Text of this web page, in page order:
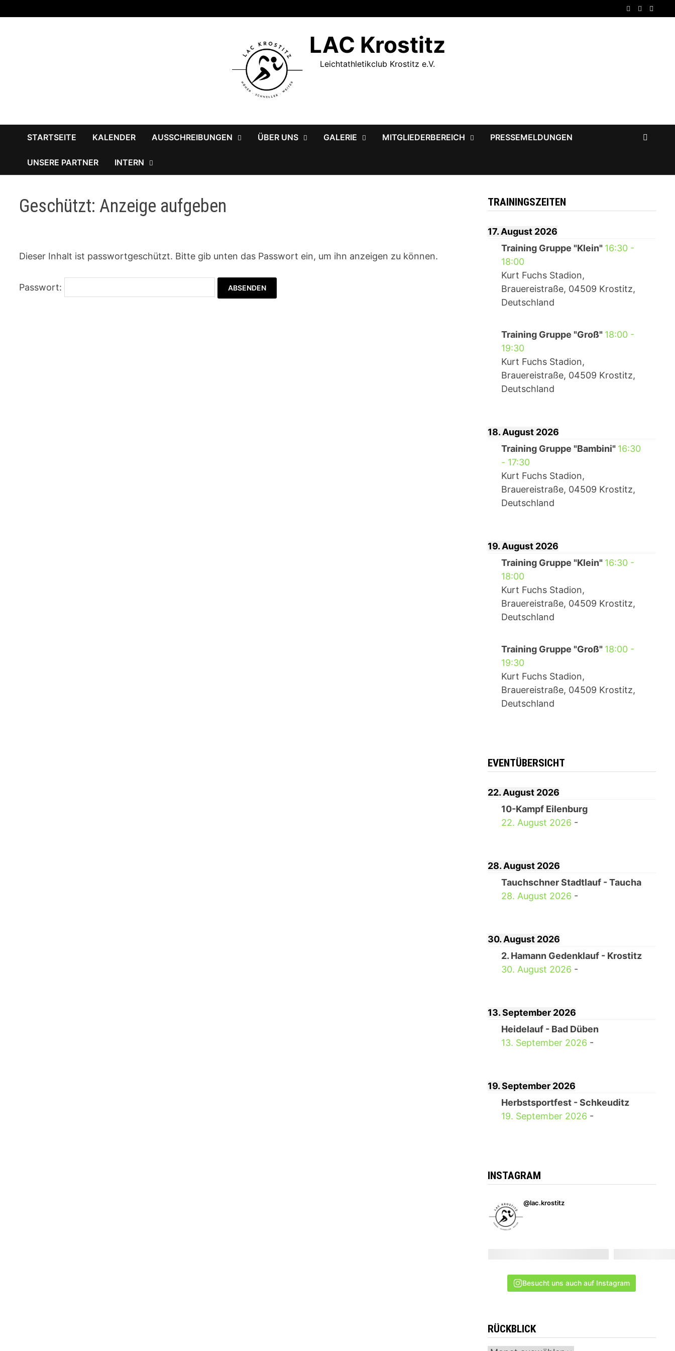
Inhalt
LAC Krostitz
Leichtathletikclub Krostitz e.V.
STARTSEITE KALENDER AUSSCHREIBUNGEN ÜBER UNS GALERIE MITGLIEDERBEREICH PRESSEMELDUNGEN
UNSERE PARTNER INTERN
Geschützt: Anzeige aufgeben
Dieser Inhalt ist passwortgeschützt. Bitte gib unten das Passwort ein, um ihn anzeigen zu können.
Passwort:
TRAININGSZEITEN
17. August 2026
Training Gruppe "Klein" 16:30-
18:00
Kurt Fuchs Stadion,
Brauereistraße, 04509 Krostitz,
Deutschland
Training Gruppe "Groß" 18:00-
19:30
Kurt Fuchs Stadion,
Brauereistraße, 04509 Krostitz,
Deutschland
18. August 2026
Training Gruppe "Bambini" 16:30
- 17:30
Kurt Fuchs Stadion,
Brauereistraße, 04509 Krostitz,
Deutschland
19. August 2026
Training Gruppe "Klein" 16:30-
18:00
Kurt Fuchs Stadion,
Brauereistraße, 04509 Krostitz,
Deutschland
Training Gruppe "Groß" 18:00-
19:30
Kurt Fuchs Stadion,
Brauereistraße, 04509 Krostitz,
Deutschland
EVENTÜBERSICHT
22. August 2026
10-Kampf Eilenburg
22. August 2026 -
28. August 2026
Tauchschner Stadtlauf - Taucha
28. August 2026 -
30. August 2026
2. Hamann Gedenklauf - Krostitz
30. August 2026 -
13. September 2026
Heidelauf - Bad Düben
13. September 2026 -
19. September 2026
Herbstsportfest - Schkeuditz
19. September 2026 -
INSTAGRAM
@lac.krostitz
Besucht uns auch auf Instagram
RÜCKBLICK